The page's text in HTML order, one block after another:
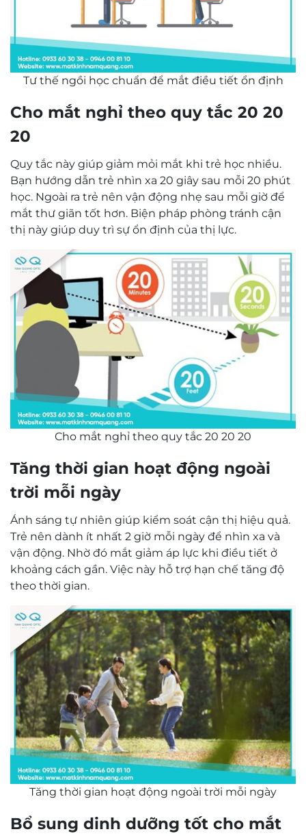
Tư thế ngồi học chuẩn để mắt điều tiết ổn định
Cho mắt nghỉ theo quy tắc 20 20
20
Quy tắc này giúp giảm mỏi mắt khi trẻ học nhiều.
Bạn hướng dẫn trẻ nhìn xa 20 giây sau mỗi 20 phút
học. Ngoài ra trẻ nên vận động nhẹ sau mỗi giờ để
mắt thư giãn tốt hơn. Biện pháp phòng tránh cận
thị này giúp duy trì sự ổn định của thị lực.
Cho mắt nghỉ theo quy tắc 20 20 20
Tăng thời gian hoạt động ngoài
trời mỗi ngày
Ánh sáng tự nhiên giúp kiểm soát cận thị hiệu quả.
Trẻ nên dành ít nhất 2 giờ mỗi ngày để nhìn xa và
vận động. Nhờ đó mắt giảm áp lực khi điều tiết ở
khoảng cách gần. Việc này hỗ trợ hạn chế tăng độ
theo thời gian.
Tăng thời gian hoạt động ngoài trời mỗi ngày
Bổ sung dinh dưỡng tốt cho mắt